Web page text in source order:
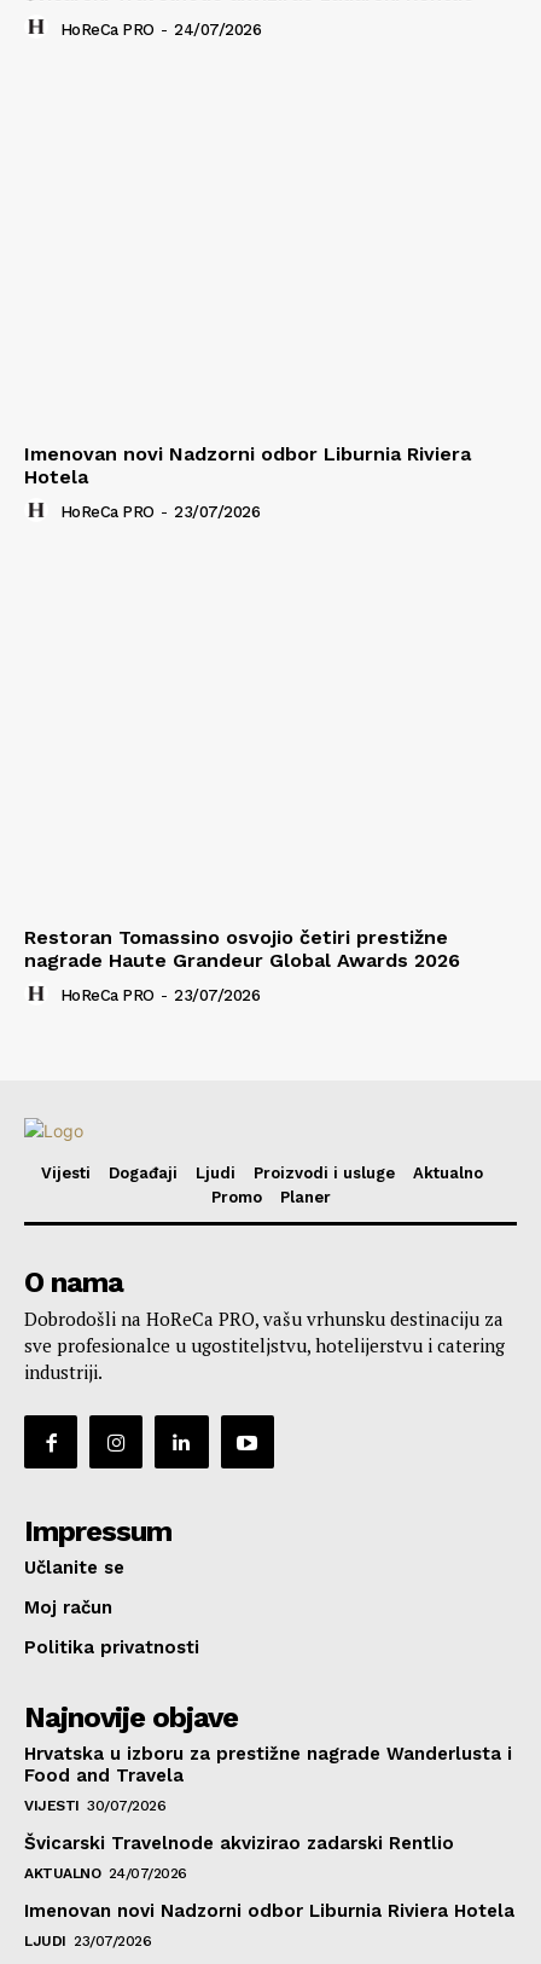
HoReCa PRO - 24/07/2026
Imenovan novi Nadzorni odbor Liburnia Riviera
Hotela
HoReCa PRO - 23/07/2026
Restoran Tomassino osvojio četiri prestižne
nagrade Haute Grandeur Global Awards 2026
HoReCa PRO - 23/07/2026
Vijesti Događaji Ljudi Proizvodi i usluge
Aktualno
Promo
Planer
O nama
Dobrodošli na HoReCa PRO, vašu vrhunsku destinaciju za
sve profesionalce u ugostiteljstvu, hotelijerstvu i catering
industriji.
Impressum
Učlanite se
Moj račun
Politika privatnosti
Najnovije objave
Hrvatska u izboru za prestižne nagrade Wanderlusta i
Food and Travela
VIJESTI 30/07/2026
Švicarski Travelnode akvizirao zadarski Rentlio
AKTUALNO 24/07/2026
Imenovan novi Nadzorni odbor Liburnia Riviera Hotela
LJUDI 23/07/2026